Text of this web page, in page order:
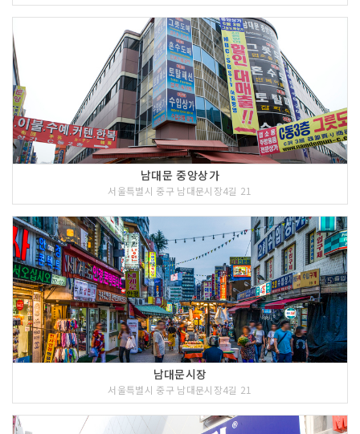
남대문 중앙상가
서울특별시 중구 남대문시장4길 21
남대문시장
서울특별시 중구 남대문시장4길 21